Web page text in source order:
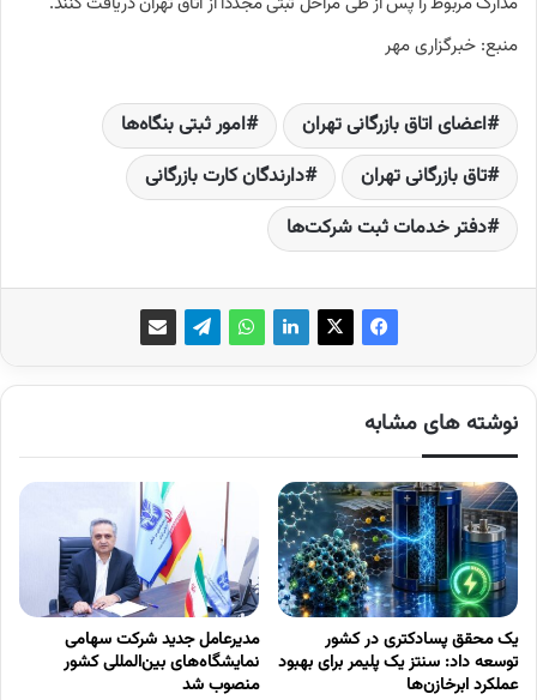
منبع: خبرگزاری مهر
اعضای اتاق بازرگانی تهران
امور ثبتی بنگاه‌ها
تاق بازرگانی تهران
دارندگان کارت بازرگانی
دفتر خدمات ثبت شرکت‌ها
نوشته های مشابه
یک محقق پسادکتری در کشور
توسعه داد: سنتز یک پلیمر برای بهبود
عملکرد ابرخازن‌ها
مدیرعامل جدید شرکت سهامی
نمایشگاه‌های بین‌المللی کشور
منصوب شد